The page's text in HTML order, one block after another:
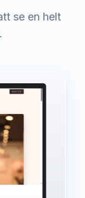
se en helt